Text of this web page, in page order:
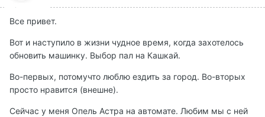
Все привет.
Вот и наступило в жизни чудное время, когда захотелось
обновить машинку. Выбор пал на Кашкай.
Во-первых, потомучто люблю ездить за город. Во-вторых
просто нравится (внешне).
Сейчас у меня Опель Астра на автомате. Любим мы с ней